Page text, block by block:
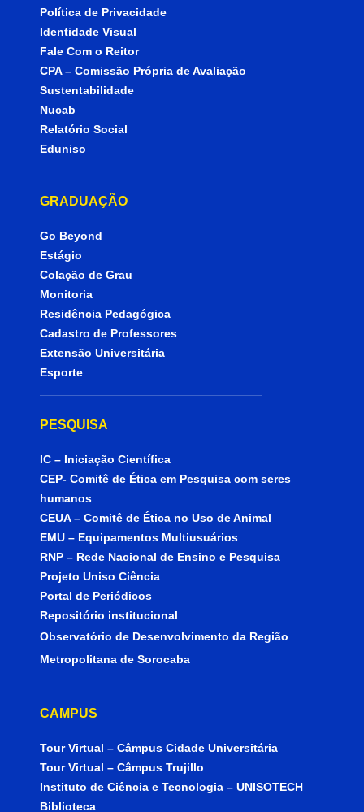
Política de Privacidade
Identidade Visual
Fale Com o Reitor
CPA – Comissão Própria de Avaliação
Sustentabilidade
Nucab
Relatório Social
Eduniso
GRADUAÇÃO
Go Beyond
Estágio
Colação de Grau
Monitoria
Residência Pedagógica
Cadastro de Professores
Extensão Universitária
Esporte
PESQUISA
IC – Iniciação Científica
CEP- Comitê de Ética em Pesquisa com seres
humanos
CEUA – Comitê de Ética no Uso de Animal
EMU – Equipamentos Multiusuários
RNP – Rede Nacional de Ensino e Pesquisa
Projeto Uniso Ciência
Portal de Periódicos
Repositório institucional
Observatório de Desenvolvimento da Região
Metropolitana de Sorocaba
CAMPUS
Tour Virtual – Câmpus Cidade Universitária
Tour Virtual – Câmpus Trujillo
Instituto de Ciência e Tecnologia – UNISOTECH
Biblioteca